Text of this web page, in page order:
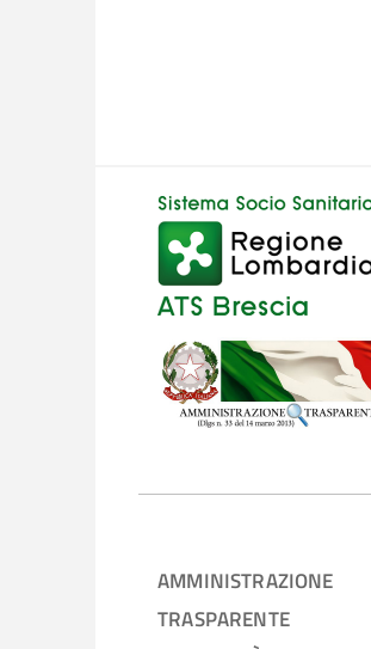
AMMINISTRAZIONE
TRASPARENTE